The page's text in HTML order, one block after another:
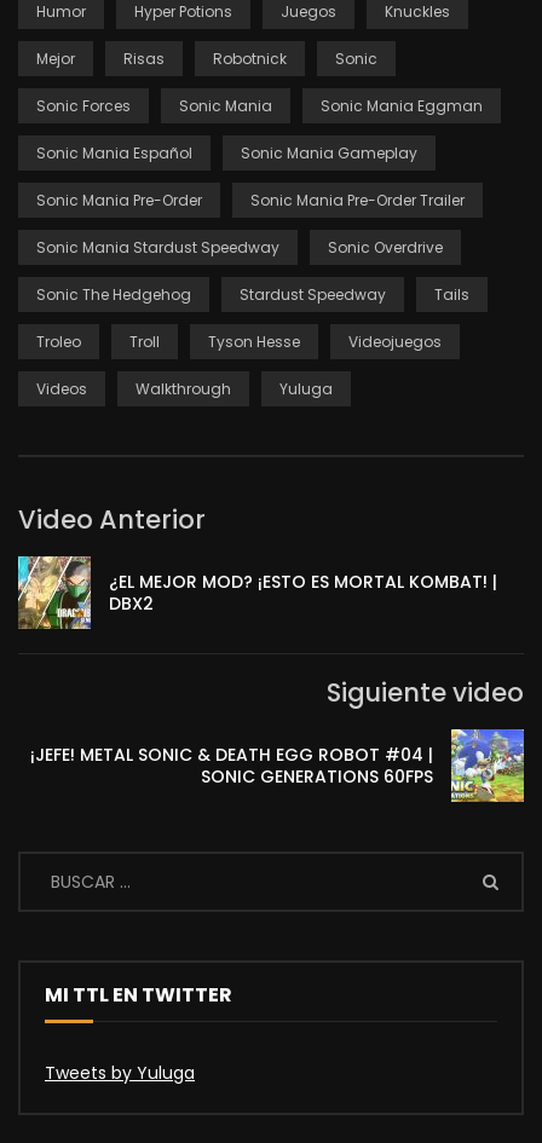
Humor Hyper Potions Juegos Knuckles
Mejor Risas Robotnick Sonic
Sonic Forces Sonic Mania Sonic Mania Eggman
Sonic Mania Español Sonic Mania Gameplay
Sonic Mania Pre-Order Sonic Mania Pre-Order Trailer
Sonic Mania Stardust Speedway Sonic Overdrive
Sonic The Hedgehog Stardust Speedway Tails
Troleo Troll Tyson Hesse Videojuegos
Videos Walkthrough Yuluga
Video Anterior
¿EL MEJOR MOD? ¡ESTO ES MORTAL KOMBAT! |
DBX2
Siguiente video
¡JEFE! METAL SONIC & DEATH EGG ROBOT #04 |
SONIC GENERATIONS 60FPS
MI TTL EN TWITTER
Tweets by Yuluga